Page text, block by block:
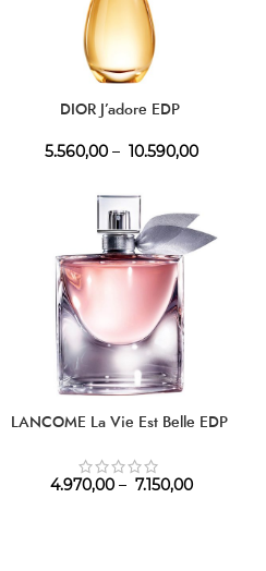
DIOR J’adore EDP
5.560,00 – 10.590,00
LANCOME La Vie Est Belle EDP
4.970,00 – 7.150,00